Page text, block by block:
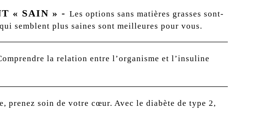
« SAIN » - Les options sans matières grasses sont-
semblent plus saines sont meilleures pour vous.
la relation entre l’organisme et l’insuline
prenez soin de votre cœur. Avec le diabète de type 2,